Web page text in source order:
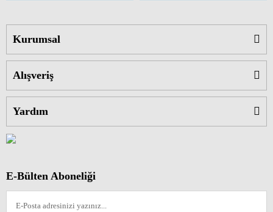
Kurumsal
Alışveriş
Yardım
E-Bülten Aboneliği